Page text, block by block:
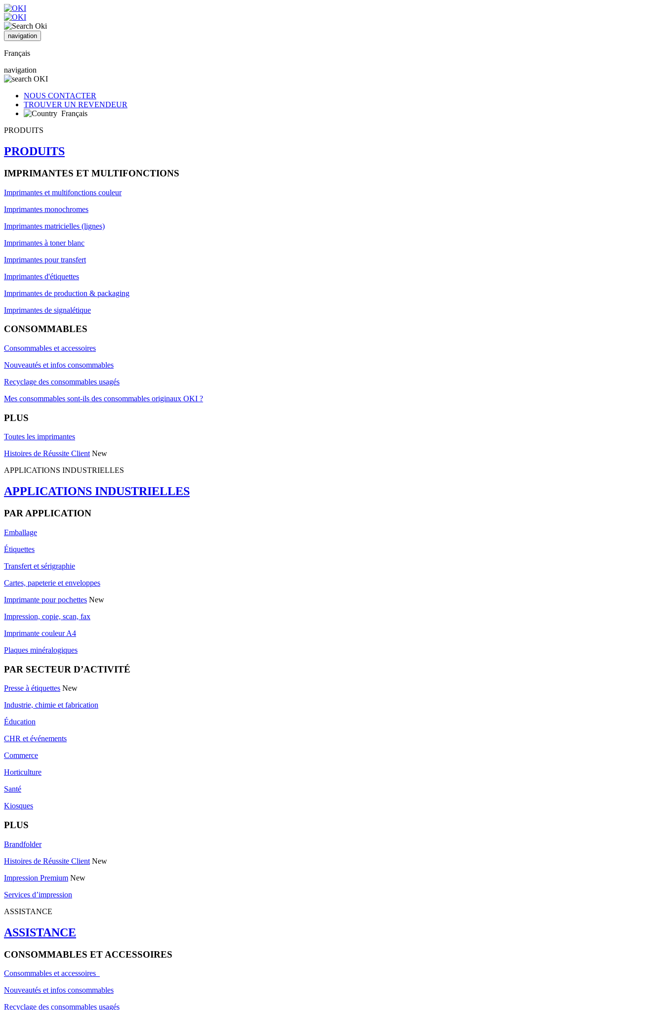
navigation
Français
navigation
NOUS CONTACTER
TROUVER UN REVENDEUR
Français
PRODUITS
PRODUITS
IMPRIMANTES ET MULTIFONCTIONS
Imprimantes et multifonctions couleur
Imprimantes monochromes
Imprimantes matricielles (lignes)
Imprimantes à toner blanc
Imprimantes pour transfert
Imprimantes d'étiquettes
Imprimantes de production & packaging
Imprimantes de signalétique
CONSOMMABLES
Consommables et accessoires
Nouveautés et infos consommables
Recyclage des consommables usagés
Mes consommables sont-ils des consommables originaux OKI ?
PLUS
Toutes les imprimantes
Histoires de Réussite Client New
APPLICATIONS INDUSTRIELLES
APPLICATIONS INDUSTRIELLES
PAR APPLICATION
Emballage
Étiquettes
Transfert et sérigraphie
Cartes, papeterie et enveloppes
Imprimante pour pochettes New
Impression, copie, scan, fax
Imprimante couleur A4
Plaques minéralogiques
PAR SECTEUR D’ACTIVITÉ
Presse à étiquettes New
Industrie, chimie et fabrication
Éducation
CHR et événements
Commerce
Horticulture
Santé
Kiosques
PLUS
Brandfolder
Histoires de Réussite Client New
Impression Premium New
Services d’impression
ASSISTANCE
ASSISTANCE
CONSOMMABLES ET ACCESSOIRES
Consommables et accessoires
Nouveautés et infos consommables
Recyclage des consommables usagés